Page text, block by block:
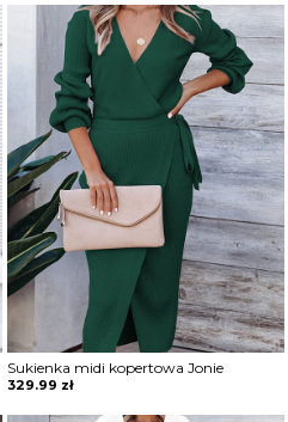
Sukienka midi kopertowa Jonie
329.99 zł